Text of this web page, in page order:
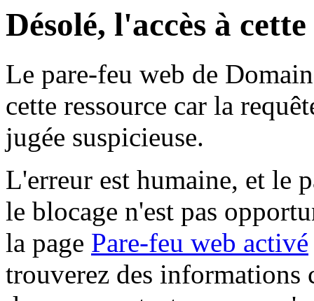
Désolé, l'accès à
Le pare-feu web de
cette ressource car la
jugée suspicieuse.
L'erreur est humaine, et le
le blocage n'est pas
la page Pare-feu web activé
trouverez des informations